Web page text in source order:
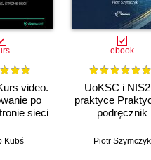
video.
po
sieci
Kubś
ebook
UoKSC i
praktyce
podręcznik
Krajowego
Piotr Szymczyk